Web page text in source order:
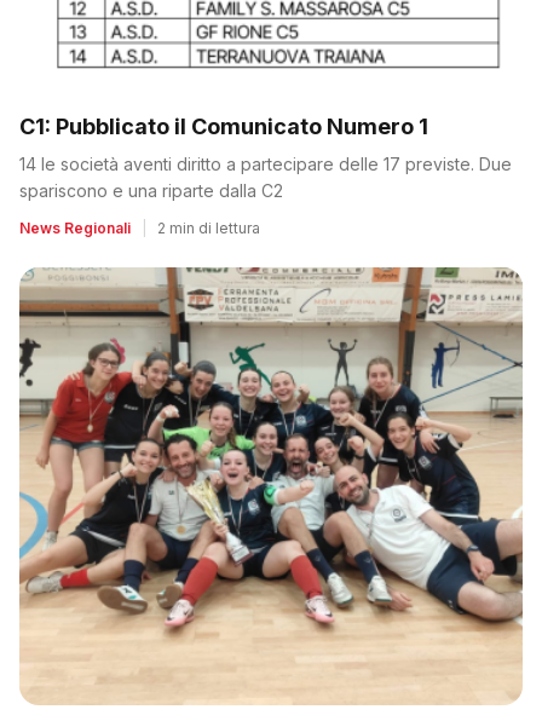
C1: Pubblicato il Comunicato Numero 1
14 le società aventi diritto a partecipare delle 17 previste. Due
spariscono e una riparte dalla C2
News Regionali 2 min di lettura